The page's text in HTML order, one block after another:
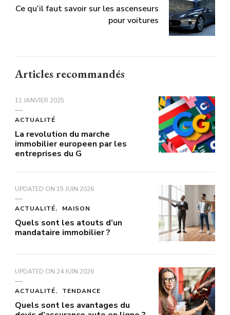
Ce qu’il faut savoir sur les ascenseurs
pour voitures
Articles recommandés
11 JANVIER 2025
ACTUALITÉ
La revolution du marche
immobilier europeen par les
entreprises du G
UPDATED ON 15 JUIN 2026
ACTUALITÉ MAISON
Quels sont les atouts d’un
mandataire immobilier ?
UPDATED ON 24 JUIN 2026
ACTUALITÉ TENDANCE
Quels sont les avantages du